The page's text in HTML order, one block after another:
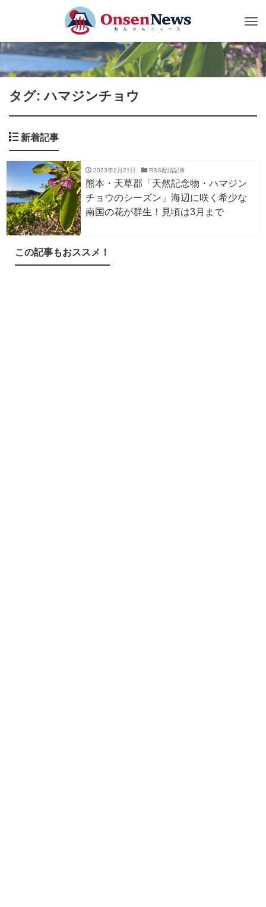
タグ: ハマジンチョウ
新着記事
2023年2月21日 RSS配信記事
熊本・天草郡「天然記念物・ハマジン
チョウのシーズン」海辺に咲く希少な
南国の花が群生！見頃は3月まで
この記事もおススメ！